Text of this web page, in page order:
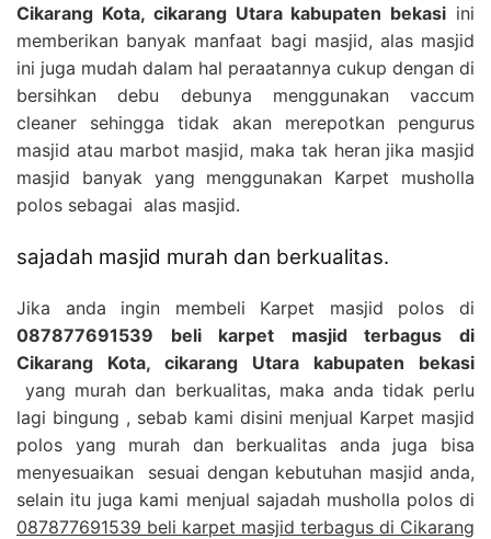
Cikarang Kota, cikarang Utara kabupaten bekasi ini
memberikan banyak manfaat bagi masjid, alas masjid
ini juga mudah dalam hal peraatannya cukup dengan di
bersihkan debu debunya menggunakan vaccum
cleaner sehingga tidak akan merepotkan pengurus
masjid atau marbot masjid, maka tak heran jika masjid
masjid banyak yang menggunakan Karpet musholla
polos sebagai alas masjid.
sajadah masjid murah dan berkualitas.
Jika anda ingin membeli Karpet masjid polos di
087877691539 beli karpet masjid terbagus di
Cikarang Kota, cikarang Utara kabupaten bekasi
yang murah dan berkualitas, maka anda tidak perlu
lagi bingung , sebab kami disini menjual Karpet masjid
polos yang murah dan berkualitas anda juga bisa
menyesuaikan sesuai dengan kebutuhan masjid anda,
selain itu juga kami menjual sajadah musholla polos di
087877691539 beli karpet masjid terbagus di Cikarang